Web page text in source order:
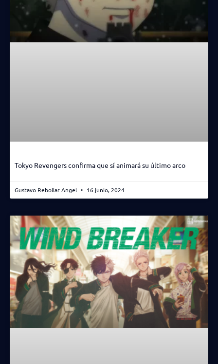
Tokyo Revengers confirma que sí animará su último arco
Gustavo Rebollar Angel 16 junio, 2024